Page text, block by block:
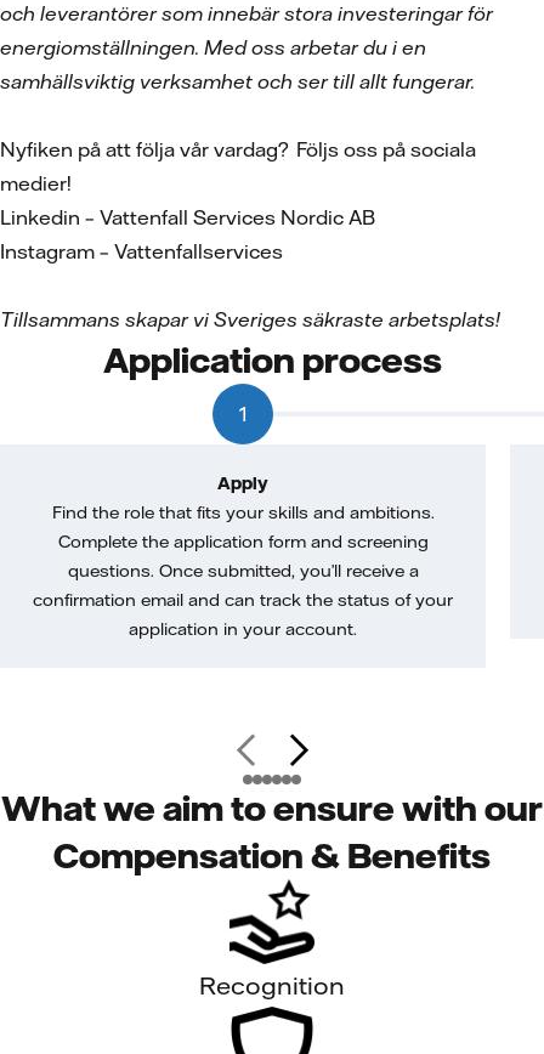
och leverantörer som innebär stora investeringar för
energiomställningen. Med oss arbetar du i en
samhällsviktig verksamhet och ser till allt fungerar.
Nyfiken på att följa vår vardag? Följs oss på sociala
medier!
Linkedin – Vattenfall Services Nordic AB
Instagram – Vattenfallservices
Tillsammans skapar vi Sveriges säkraste arbetsplats!
Application process
1
Apply
Find the role that fits your skills and ambitions.
Complete the application form and screening
questions. Once submitted, you’ll receive a
confirmation email and can track the status of your
application in your account.
What we aim to ensure with our
Compensation & Benefits
Recognition